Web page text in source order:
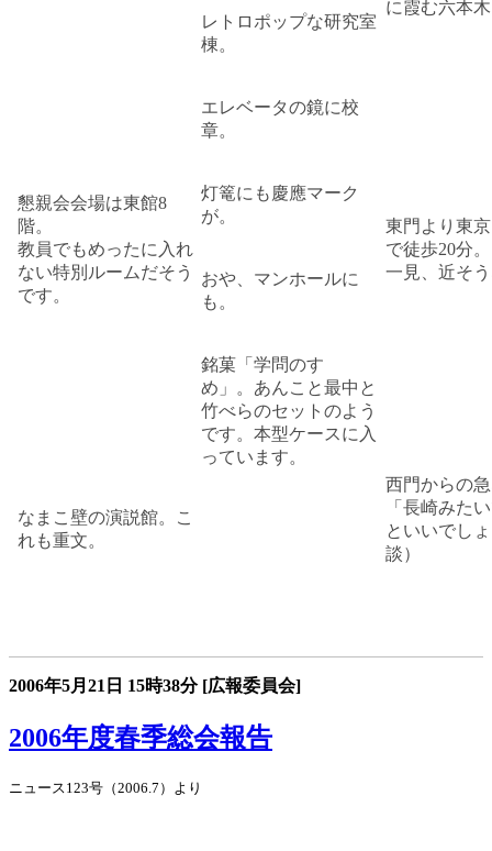
レトロポップな研究室
棟。
エレベータの鏡に校
章。
灯篭にも慶應マーク
が。
おや、マンホールに
も。
銘菓「学問のすゝ
め」。あんこと最中と
竹べらのセットのよう
です。本型ケースに入
っています。
に霞む六本
懇親会会場は東館8
階。
教員でもめったに入れ
ない特別ルームだそう
です。
東門より東
で徒歩20分。
一見、近そ
なまこ壁の演説館。こ
れも重文。
西門からの
「長崎みた
といいでし
談）
2006年5月21日 15時38分 [広報委員会]
2006年度春季総会報告
ニュース123号（2006.7）より